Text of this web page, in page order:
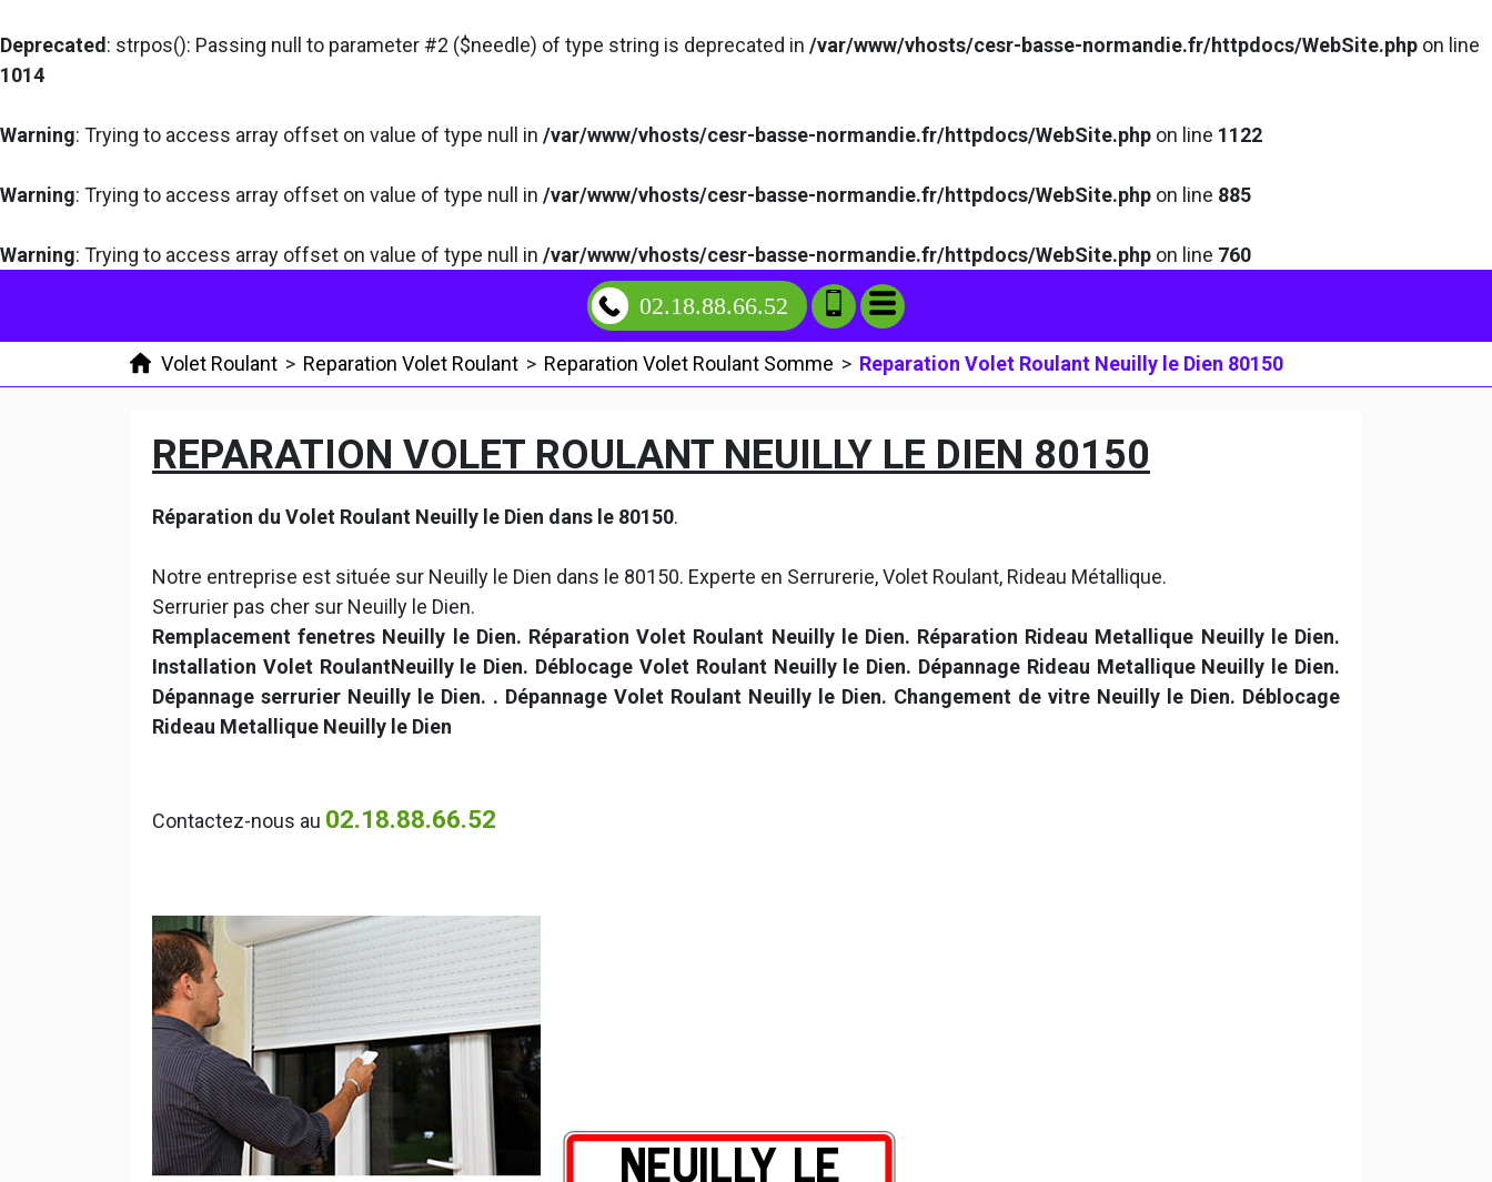
Deprecated : strpos(): Passing null to parameter #2 ($needle) of type string is deprecated in /var/www/vhosts/cesr-basse-normandie.fr/httpdocs/WebSite.php on line
1014
Warning: Trying to access array offset on value of type null in /var/www/vhosts/cesr-basse-normandie.fr/httpdocs/WebSite.php on line 1122
Warning: Trying to access array offset on value of type null in /var/www/vhosts/cesr-basse-normandie.fr/httpdocs/WebSite.php on line 885
Warning: Trying to access array offset on value of type null in /var/www/vhosts/cesr-basse-normandie.fr/httpdocs/WebSite.php on line 760
02.18.88.66.52
Volet Roulant > Reparation Volet Roulant > Reparation Volet Roulant Somme > Reparation Volet Roulant Neuilly le Dien 80150
REPARATION VOLET ROULANT NEUILLY LE DIEN 80150
Réparation du Volet Roulant Neuilly le Dien dans le 80150.
Notre entreprise est située sur Neuilly le Dien dans le 80150. Experte en Serrurerie, Volet Roulant, Rideau Métallique.
Serrurier pas cher sur Neuilly le Dien.
Remplacement fenetres Neuilly le Dien. Réparation Volet Roulant Neuilly le Dien. Réparation Rideau Metallique Neuilly le Dien.
Installation Volet RoulantNeuilly le Dien. Déblocage Volet Roulant Neuilly le Dien. Dépannage Rideau Metallique Neuilly le Dien.
Dépannage serrurier Neuilly le Dien. . Dépannage Volet Roulant Neuilly le Dien. Changement de vitre Neuilly le Dien. Déblocage
Rideau Metallique Neuilly le Dien
Contactez-nous au 02.18.88.66.52